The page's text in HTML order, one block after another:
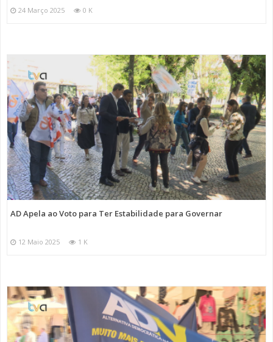
24 Março 2025 0 K
AD Apela ao Voto para Ter Estabilidade para Governar
12 Maio 2025 1 K